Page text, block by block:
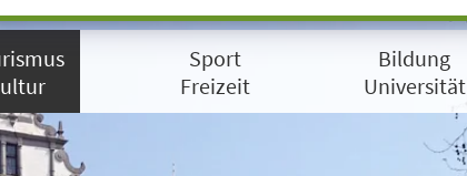
Sport
Freizeit
Bildung
Universität